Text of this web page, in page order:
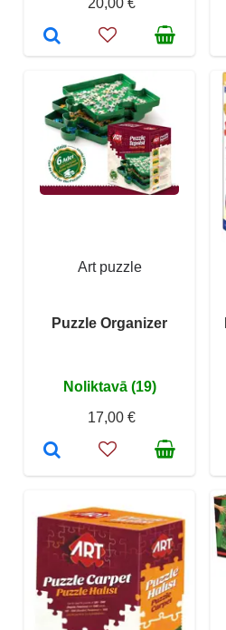
20,00 €
Art puzzle
Puzzle Organizer
Noliktavā (19)
17,00 €